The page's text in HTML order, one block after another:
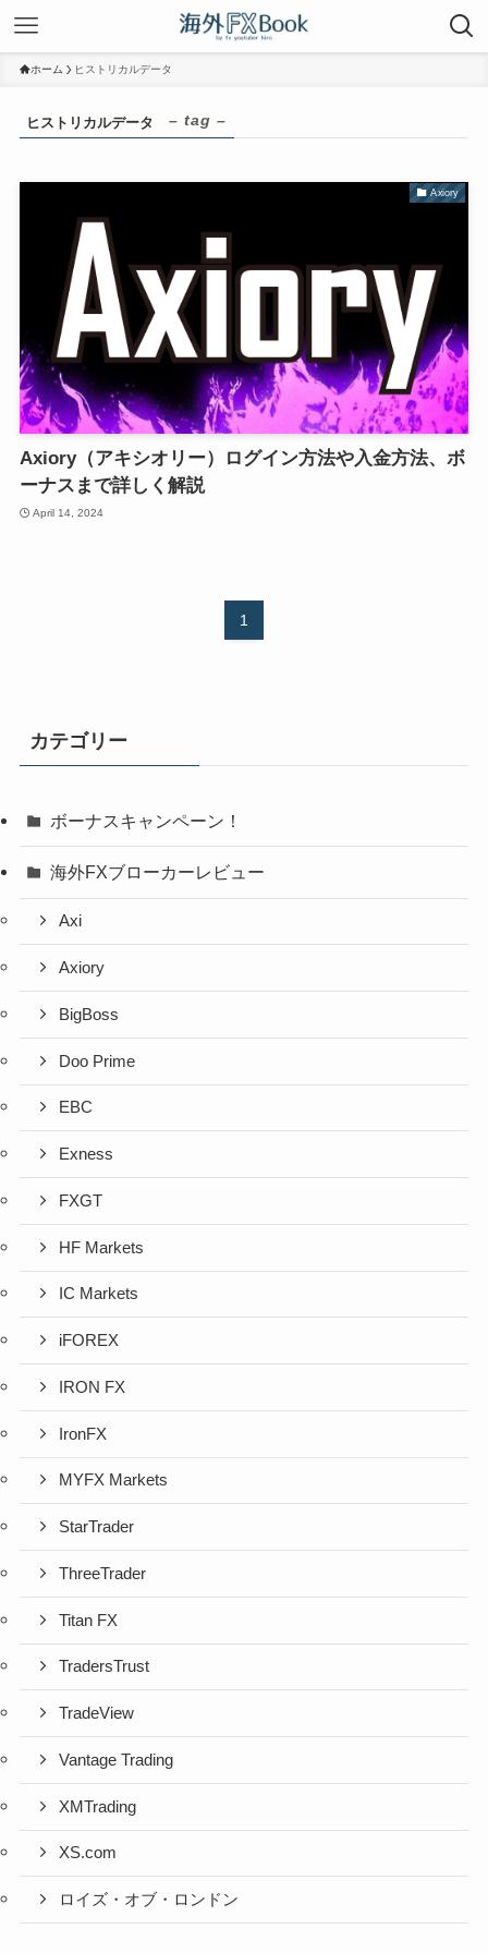
ホーム ヒストリカルデータ
ヒストリカルデータ – tag –
Axiory
Axiory（アキシオリー）ログイン方法や入金方法、ボ
ーナスまで詳しく解説
April 14, 2024
1
カテゴリー
ボーナスキャンペーン！
海外FXブローカーレビュー
Axi
Axiory
BigBoss
Doo Prime
EBC
Exness
FXGT
HF Markets
IC Markets
iFOREX
IRON FX
IronFX
MYFX Markets
StarTrader
ThreeTrader
Titan FX
TradersTrust
TradeView
Vantage Trading
XMTrading
XS.com
ロイズ・オブ・ロンドン